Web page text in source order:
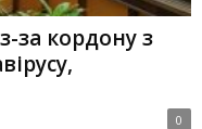
за кордону з
0